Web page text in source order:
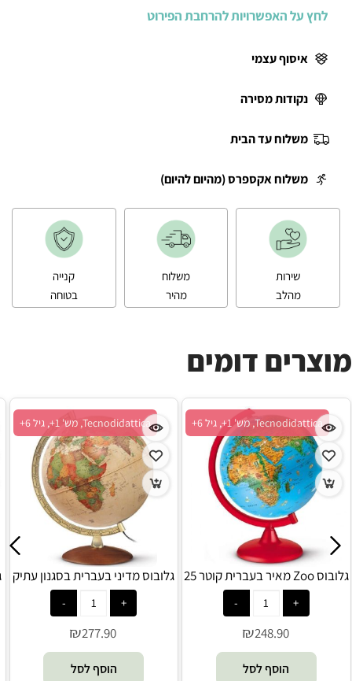
לחץ על האפשרויות להרחבת הפירוט
איסוף עצמי
נקודות מסירה
משלוח עד הבית
משלוח אקספרס (מהיום להיום)
שירות
מהלב
משלוח
מהיר
קנייה
בטוחה
מוצרים דומים
Tecnodidattica, מש' 1+, גיל 6+
גלובוס מדיני בעברית בסגנון עתיק
₪277.90
הוסף לסל
Tecnodidattica, מש' 1+, גיל 6+
גלובוס Zoo מאיר בעברית קוטר 25
ס”מ -Tecnodidattica
₪248.90
הוסף לסל